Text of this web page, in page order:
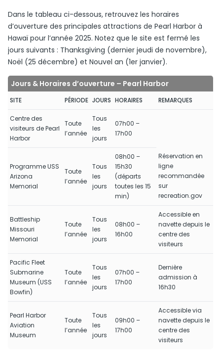
Dans le tableau ci-dessous, retrouvez les horaires
d’ouverture des principales attractions de Pearl Harbor à
Hawaï pour l’année 2025. Notez que le site est fermé les
jours suivants : Thanksgiving (dernier jeudi de novembre),
Noël (25 décembre) et Nouvel an (1er janvier).
Jours & Horaires d’ouverture – Pearl Harbor
SITE PÉRIODE JOURS HORAIRES REMARQUES
Centre des
visiteurs de Pearl
Harbor
Toute
l’année
Tous
les
jours
07h00 –
17h00
Programme USS
Arizona
Memorial
Toute
l’année
Tous
les
jours
08h00 –
15h30
(départs
toutes les 15
min)
Réservation en
ligne
recommandée
sur
recreation.gov
Battleship
Missouri
Memorial
Toute
l’année
Tous
les
jours
08h00 –
16h00
Accessible en
navette depuis le
centre des
visiteurs
Pacific Fleet
Submarine
Museum (USS
Bowfin)
Toute
l’année
Tous
les
jours
07h00 –
17h00
Dernière
admission à
16h30
Pearl Harbor
Aviation
Museum
Toute
l’année
Tous
les
jours
09h00 –
17h00
Accessible via
navette depuis le
centre des
visiteurs